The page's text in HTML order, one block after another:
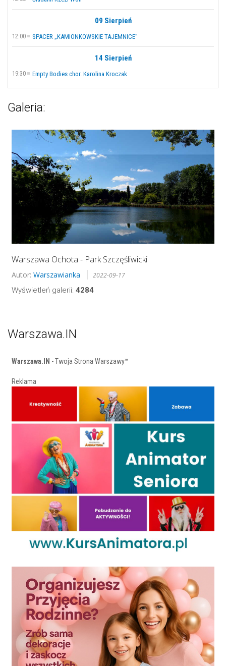
09 Sierpień
12:00 SPACER „KAMIONKOWSKIE TAJEMNICE”
14 Sierpień
19:30 Empty Bodies chor. Karolina Kroczak
Galeria:
Warszawa Ochota - Park Szczęśliwicki
Autor: Warszawianka 2022-09-17
Wyświetleń galerii: 4284
Warszawa.IN
Warszawa.IN - Twoja Strona Warszawy™
Reklama